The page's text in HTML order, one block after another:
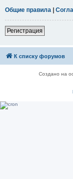
Общие правила |
Регистрация
К списку форумов
Создано на